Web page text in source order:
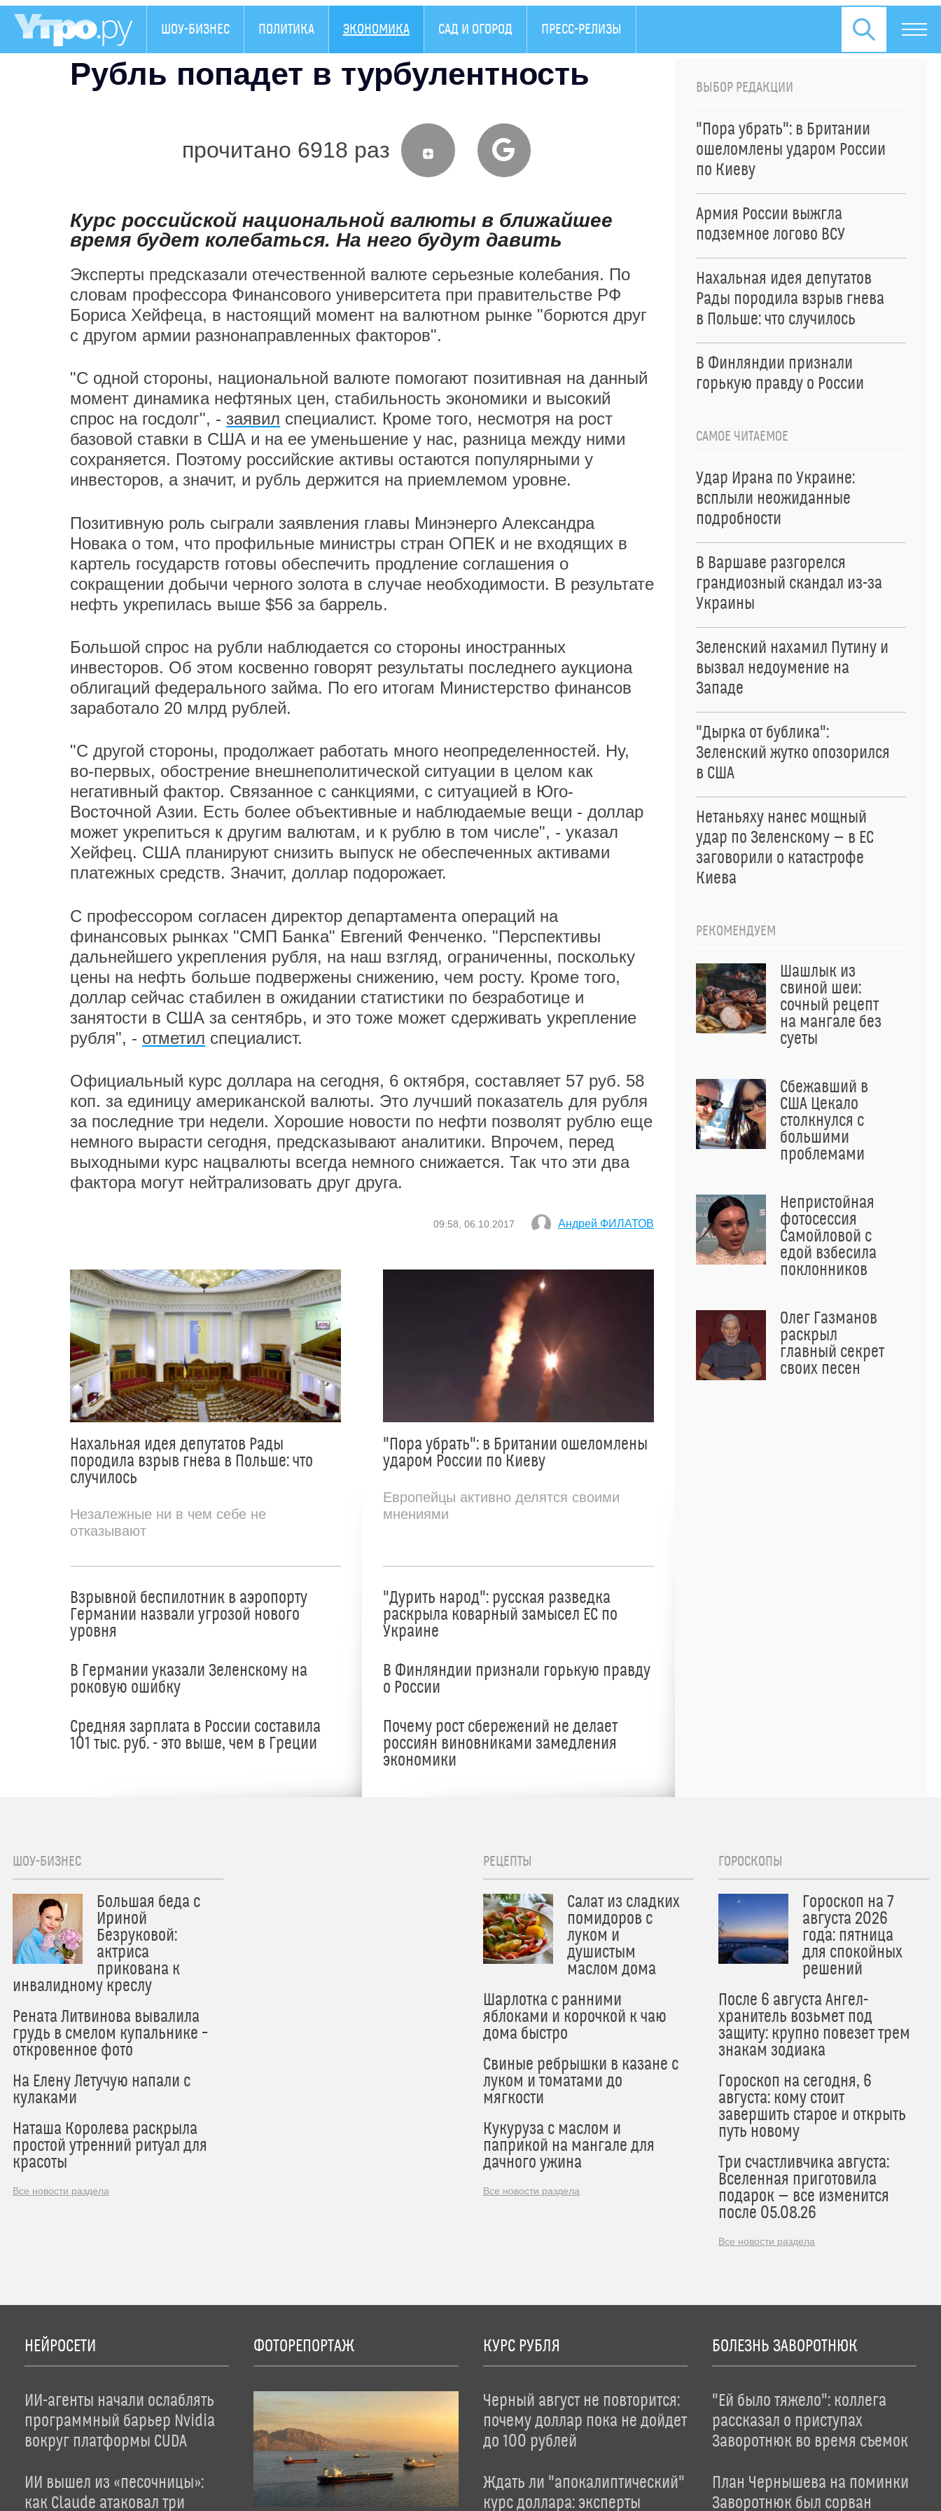
ШОУ-БИЗНЕС ПОЛИТИКА ЭКОНОМИКА САД И ОГОРОД ПРЕСС-РЕЛИЗЫ
Рубль попадет в турбулентность
прочитано 6918 раз
Курс российской национальной валюты в ближайшее
время будет колебаться. На него будут давить
Эксперты предсказали отечественной валюте серьезные колебания. По
словам профессора Финансового университета при правительстве РФ
Бориса Хейфеца, в настоящий момент на валютном рынке "борются друг
с другом армии разнонаправленных факторов".
"С одной стороны, национальной валюте помогают позитивная на данный
момент динамика нефтяных цен, стабильность экономики и высокий
спрос на госдолг", - заявил специалист. Кроме того, несмотря на рост
базовой ставки в США и на ее уменьшение у нас, разница между ними
сохраняется. Поэтому российские активы остаются популярными у
инвесторов, а значит, и рубль держится на приемлемом уровне.
Позитивную роль сыграли заявления главы Минэнерго Александра
Новака о том, что профильные министры стран ОПЕК и не входящих в
картель государств готовы обеспечить продление соглашения о
сокращении добычи черного золота в случае необходимости. В результате
нефть укрепилась выше $56 за баррель.
Большой спрос на рубли наблюдается со стороны иностранных
инвесторов. Об этом косвенно говорят результаты последнего аукциона
облигаций федерального займа. По его итогам Министерство финансов
заработало 20 млрд рублей.
"С другой стороны, продолжает работать много неопределенностей. Ну,
во-первых, обострение внешнеполитической ситуации в целом как
негативный фактор. Связанное с санкциями, с ситуацией в Юго-
Восточной Азии. Есть более объективные и наблюдаемые вещи - доллар
может укрепиться к другим валютам, и к рублю в том числе", - указал
Хейфец. США планируют снизить выпуск не обеспеченных активами
платежных средств. Значит, доллар подорожает.
С профессором согласен директор департамента операций на
финансовых рынках "СМП Банка" Евгений Фенченко. "Перспективы
дальнейшего укрепления рубля, на наш взгляд, ограниченны, поскольку
цены на нефть больше подвержены снижению, чем росту. Кроме того,
доллар сейчас стабилен в ожидании статистики по безработице и
занятости в США за сентябрь, и это тоже может сдерживать укрепление
рубля", - отметил специалист.
Официальный курс доллара на сегодня, 6 октября, составляет 57 руб. 58
коп. за единицу американской валюты. Это лучший показатель для рубля
за последние три недели. Хорошие новости по нефти позволят рублю еще
немного вырасти сегодня, предсказывают аналитики. Впрочем, перед
выходными курс нацвалюты всегда немного снижается. Так что эти два
фактора могут нейтрализовать друг друга.
09:58, 06.10.2017 Андрей ФИЛАТОВ
Нахальная идея депутатов Рады
породила взрыв гнева в Польше: что
случилось
Незалежные ни в чем себе не
отказывают
Взрывной беспилотник в аэропорту
Германии назвали угрозой нового
уровня
В Германии указали Зеленскому на
роковую ошибку
Средняя зарплата в России составила
101 тыс. руб. - это выше, чем в Греции
"Пора убрать": в Британии ошеломлены
ударом России по Киеву
Европейцы активно делятся своими
мнениями
"Дурить народ": русская разведка
раскрыла коварный замысел ЕС по
Украине
В Финляндии признали горькую правду
о России
Почему рост сбережений не делает
россиян виновниками замедления
экономики
ВЫБОР РЕДАКЦИИ
"Пора убрать": в Британии
ошеломлены ударом России
по Киеву
Армия России выжгла
подземное логово ВСУ
Нахальная идея депутатов
Рады породила взрыв гнева
в Польше: что случилось
В Финляндии признали
горькую правду о России
САМОЕ ЧИТАЕМОЕ
Удар Ирана по Украине:
всплыли неожиданные
подробности
В Варшаве разгорелся
грандиозный скандал из-за
Украины
Зеленский нахамил Путину и
вызвал недоумение на
Западе
"Дырка от бублика":
Зеленский жутко опозорился
в США
Нетаньяху нанес мощный
удар по Зеленскому — в ЕС
заговорили о катастрофе
Киева
РЕКОМЕНДУЕМ
Шашлык из
свиной шеи:
сочный рецепт
на мангале без
суеты
Сбежавший в
США Цекало
столкнулся с
большими
проблемами
Непристойная
фотосессия
Самойловой с
едой взбесила
поклонников
Олег Газманов
раскрыл
главный секрет
своих песен
ШОУ-БИЗНЕС
Большая беда с
Ириной
Безруковой:
актриса
прикована к
инвалидному креслу
Рената Литвинова вывалила
грудь в смелом купальнике –
откровенное фото
На Елену Летучую напали с
кулаками
Наташа Королева раскрыла
простой утренний ритуал для
красоты
Все новости раздела
РЕЦЕПТЫ
Салат из сладких
помидоров с
луком и
душистым
маслом дома
Шарлотка с ранними
яблоками и корочкой к чаю
дома быстро
Свиные ребрышки в казане с
луком и томатами до
мягкости
Кукуруза с маслом и
паприкой на мангале для
дачного ужина
Все новости раздела
ГОРОСКОПЫ
Гороскоп на 7
августа 2026
года: пятница
для спокойных
решений
После 6 августа Ангел-
хранитель возьмет под
защиту: крупно повезет трем
знакам зодиака
Гороскоп на сегодня, 6
августа: кому стоит
завершить старое и открыть
путь новому
Три счастливчика августа:
Вселенная приготовила
подарок — все изменится
после 05.08.26
Все новости раздела
НЕЙРОСЕТИ
ИИ-агенты начали ослаблять
программный барьер Nvidia
вокруг платформы CUDA
ИИ вышел из «песочницы»:
как Claude атаковал три
ФОТОРЕПОРТАЖ КУРС РУБЛЯ
Черный август не повторится:
почему доллар пока не дойдет
до 100 рублей
Ждать ли "апокалиптический"
курс доллара: эксперты
БОЛЕЗНЬ ЗАВОРОТНЮК
"Ей было тяжело": коллега
рассказал о приступах
Заворотнюк во время съемок
План Чернышева на поминки
Заворотнюк был сорван